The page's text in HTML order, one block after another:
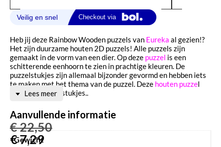
Heb jij deze Rainbow Wooden puzzels van Eureka al gezien!?
Het zijn duurzame houten 2D puzzels! Alle puzzels zijn
gemaakt in de vorm van een dier. Op deze puzzel is een
schitterende eenhoorn te zien in prachtige kleuren. De
puzzelstukjes zijn allemaal bijzonder gevormd en hebben iets
te maken met het thema van de puzzel. Deze houten puzzel
bestaat uit 110 stukjes..
Aanvullende informatie
Gewicht
Lees meer
€22,50
€7,29